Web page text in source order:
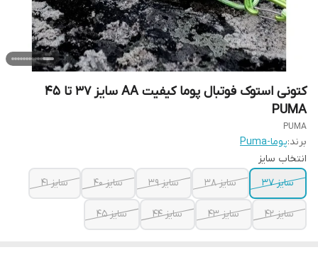
کتونی استوک فوتبال پوما کیفیت AA سایز 37 تا 45
PUMA
PUMA
برند:پوما-Puma
انتخاب سایز
سایز 37
سایز 38 سایز 39 سایز 40 سایز 41
سایز 42 سایز 43 سایز 44 سایز 45